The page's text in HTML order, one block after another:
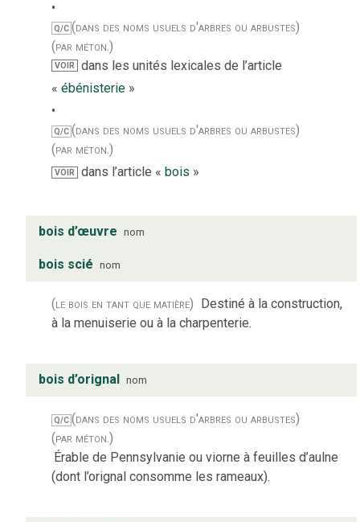
Q/C (dans des noms usuels d'arbres ou arbustes)
(par méton.)
VOIR
dans les unités lexicales de l’article
« ébénisterie »
Q/C (dans des noms usuels d'arbres ou arbustes)
(par méton.)
VOIR dans l’article « bois »
bois d’œuvre nom
bois scié nom
(le bois en tant que matière)
Destiné à la construction,
à la menuiserie ou à la charpenterie.
bois d’orignal nom
Q/C (dans des noms usuels d'arbres ou arbustes)
(par méton.)
Érable de Pennsylvanie ou viorne à feuilles d’aulne
(dont l’orignal consomme les rameaux).